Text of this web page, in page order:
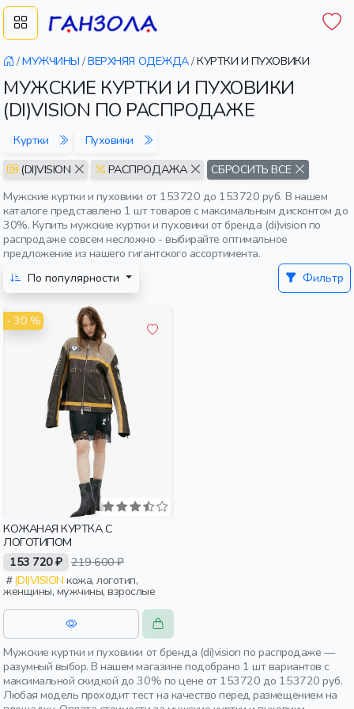
/МУЖЧИНЫ /ВЕРХНЯЯ ОДЕЖДА/КУРТКИ И ПУХОВИКИ
МУЖСКИЕ КУРТКИ И ПУХОВИКИ
(DI)VISION ПО РАСПРОДАЖЕ
Куртки
Пуховики
(DI)VISION
РАСПРОДАЖА
СБРОСИТЬ ВСЕ
Мужские куртки и пуховики от 153720 до 153720 руб. В нашем
каталоге представлено 1 шт товаров с максимальным дисконтом до
30%. Купить мужские куртки и пуховики от бренда (di)vision по
распродаже совсем несложно - выбирайте оптимальное
предложение из нашего гигантского ассортимента.
По популярности
Фильтр
- 30 %
КОЖАНАЯ КУРТКА С
ЛОГОТИПОМ
153 720 ₽ 219 600 ₽
(DI)VISION кожа, логотип,
женщины, мужчины, взрослые
Мужские куртки и пуховики от бренда (di)vision по распродаже —
разумный выбор. В нашем магазине подобрано 1 шт вариантов с
максимальной скидкой до 30% по цене от 153720 до 153720 руб.
Любая модель проходит тест на качество перед размещением на